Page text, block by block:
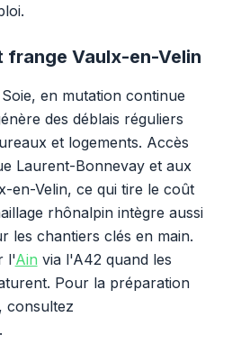
frange Vaulx-en-Velin
en mutation continue
des déblais réguliers
et logements. Accès
Laurent-Bonnevay et aux
en-Velin, ce qui tire le coût
rhônalpin intègre aussi
les chantiers clés en main.
l'Ain via l'A42 quand les
Pour la préparation
consultez
.